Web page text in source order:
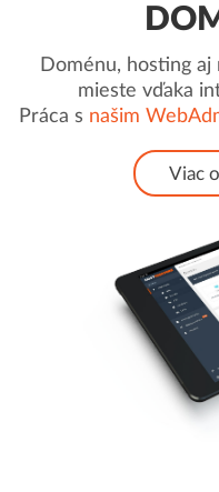
Doménu, hosting
mieste vďaka
Práca s našim
Viac